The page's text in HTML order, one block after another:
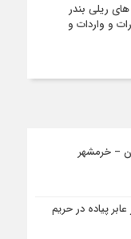
ریلی بندر
و واردات و
– خرمشهر
پیاده در حریم